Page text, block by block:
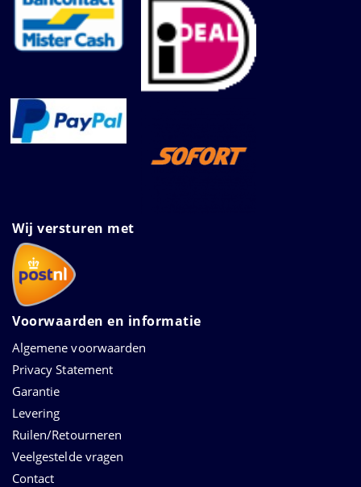
Wij versturen met
Voorwaarden en informatie
Algemene voorwaarden
Privacy Statement
Garantie
Levering
Ruilen/Retourneren
Veelgestelde vragen
Contact